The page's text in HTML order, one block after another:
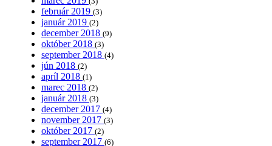
február 2019 (3)
január 2019 (2)
december 2018 (9)
október 2018 (3)
september 2018 (4)
jún 2018 (2)
apríl 2018 (1)
marec 2018 (2)
január 2018 (3)
december 2017 (4)
november 2017 (3)
október 2017 (2)
september 2017 (6)